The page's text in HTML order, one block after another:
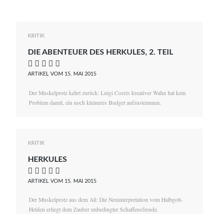
KRITIK
DIE ABENTEUER DES HERKULES, 2. TEIL
    
ARTIKEL VOM 15. MAI 2015
Der Muskelprotz kehrt zurück: Luigi Cozzis kreativer Wahn hat kein
Problem damit, ein noch kleineres Budget aufzustemmen.
KRITIK
HERKULES
    
ARTIKEL VOM 15. MAI 2015
Der Muskelprotz aus dem All: Die Neuinterpretation vom Halbgott-
Helden erliegt dem Zauber unbedingter Schaffensfreude.